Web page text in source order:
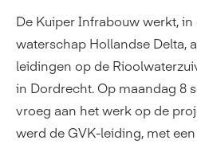
De Kuiper Infrabouw werkt,
waterschap Hollandse Delta,
leidingen op de
in Dordrecht. Op maandag 8
vroeg aan het werk op de
werd de GVK-leiding, met